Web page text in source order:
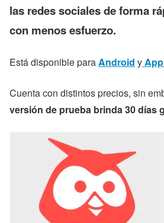
las redes sociales de forma
con menos esfuerzo.
Está disponible paraAndroid y
Cuenta con distintos precios, sin
versión de prueba brinda 30 días